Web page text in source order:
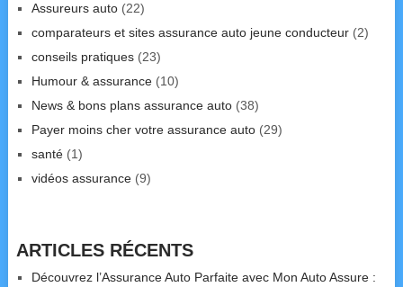
Assureurs auto(22)
comparateurs et sites assurance auto jeune conducteur(2)
conseils pratiques(23)
Humour & assurance(10)
News & bons plans assurance auto(38)
Payer moins cher votre assurance auto(29)
santé(1)
vidéos assurance(9)
ARTICLES RÉCENTS
Découvrez l’Assurance Auto Parfaite avec Mon Auto Assure :